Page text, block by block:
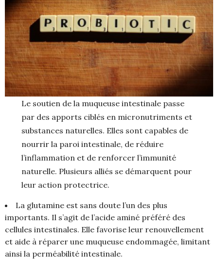
Le soutien de la muqueuse intestinale passe
par des apports ciblés en micronutriments et
substances naturelles. Elles sont capables de
nourrir la paroi intestinale, de réduire
l’inflammation et de renforcer l’immunité
naturelle. Plusieurs alliés se démarquent pour
leur action protectrice.
La glutamine est sans doute l’un des plus
importants. Il s’agit de l’acide aminé préféré des
cellules intestinales. Elle favorise leur renouvellement
et aide à réparer une muqueuse endommagée, limitant
ainsi la perméabilité intestinale.